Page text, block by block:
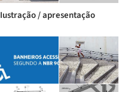
Iustração / apresentação